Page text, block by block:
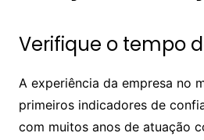
Verifique o tempo
A experiência da empresa no
primeiros indicadores de
com muitos anos de atuação